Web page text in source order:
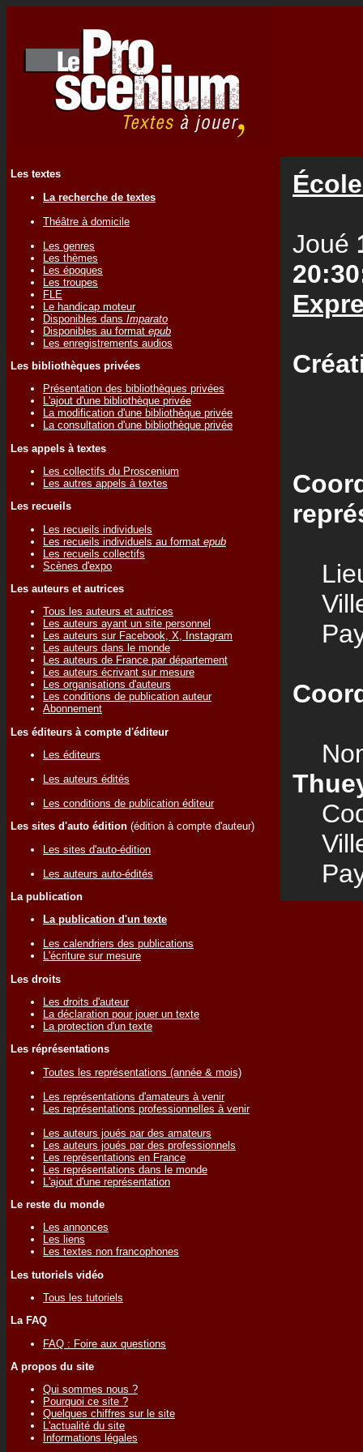
Les textes
La recherche de textes
Théâtre à domicile
Les genres
Les thèmes
Les époques
Les troupes
FLE
Le handicap moteur
Disponibles dans Imparato
Disponibles au format epub
Les enregistrements audios
Les bibliothèques privées
Présentation des bibliothèques privées
L'ajout d'une bibliothèque privée
La modification d'une bibliothèque privée
La consultation d'une bibliothèque privée
Les appels à textes
Les collectifs du Proscenium
Les autres appels à textes
Les recueils
Les recueils individuels
Les recueils individuels au format epub
Les recueils collectifs
Scènes d'expo
Les auteurs et autrices
Tous les auteurs et autrices
Les auteurs ayant un site personnel
Les auteurs sur Facebook, X, Instagram
Les auteurs dans le monde
Les auteurs de France par département
Les auteurs écrivant sur mesure
Les organisations d'auteurs
Les conditions de publication auteur
Abonnement
Les éditeurs à compte d'éditeur
Les éditeurs
Les auteurs édités
Les conditions de publication éditeur
Les sites d'auto édition (édition à compte d'auteur)
Les sites d'auto-édition
Les auteurs auto-édités
La publication
La publication d'un texte
Les calendriers des publications
L'écriture sur mesure
Les droits
Les droits d'auteur
La déclaration pour jouer un texte
La protection d'un texte
Les réprésentations
Toutes les représentations (année & mois)
Les représentations d'amateurs à venir
Les représentations professionnelles à venir
Les auteurs joués par des amateurs
Les auteurs joués par des professionnels
Les représentations en France
Les représentations dans le monde
L'ajout d'une représentation
Le reste du monde
Les annonces
Les liens
Les textes non francophones
Les tutoriels vidéo
Tous les tutoriels
La FAQ
FAQ : Foire aux questions
A propos du site
Qui sommes nous ?
Pourquoi ce site ?
Quelques chiffres sur le site
L'actualité du site
Informations légales
Joué